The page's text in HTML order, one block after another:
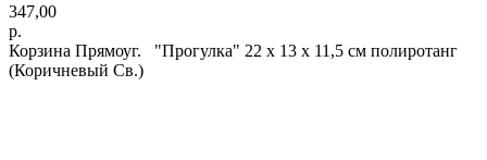
347,00
р.
Корзина Прямоуг. "Прогулка" 22 х 13 х 11,5 см полиротанг
(Коричневый Св.)